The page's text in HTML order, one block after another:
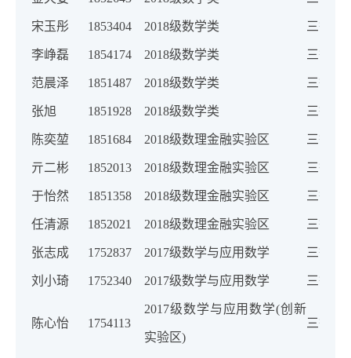
宋玉彤 1853404 2018级数学类 三等奖
李峥磊 1854174 2018级数学类 三等奖
范晨泽 1851487 2018级数学类 三等奖
张旭 1851928 2018级数学类 三等奖
陈奕堃 1851684 2018级数理金融实验区 三等奖
亓二彬 1852013 2018级数理金融实验区 三等奖
于怡然 1851358 2018级数理金融实验区 三等奖
任清源 1852021 2018级数理金融实验区 三等奖
张志成 1752837 2017级数学与应用数学 三等奖
刘小琦 1752340 2017级数学与应用数学 三等奖
陈心怡 1754113
2017级数学与应用数学(创新
实验区)
三等奖